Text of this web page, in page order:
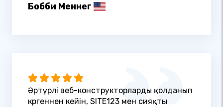
Бобби Меннег
Әртүрлі веб-конструкторларды қолданып
көргеннен кейін, SITE123 мен сияқты